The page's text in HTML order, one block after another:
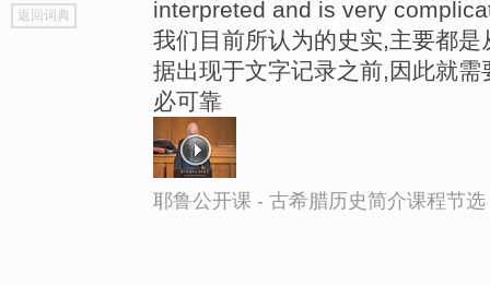
top
返回词典
interpreted and is very
我们目前所认为的史实,主要都
据出现于文字记录之前,因此就
必可靠
耶鲁公开课 - 古希腊历史简介课程节选